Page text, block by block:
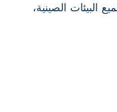
البيئات الصينية،